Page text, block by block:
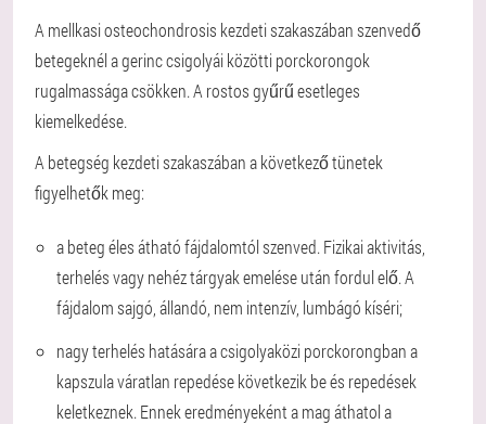
A mellkasi osteochondrosis kezdeti szakaszában szenvedő
betegeknél a gerinc csigolyái közötti porckorongok
rugalmassága csökken. A rostos gyűrű esetleges
kiemelkedése.
A betegség kezdeti szakaszában a következő tünetek
figyelhetők meg:
a beteg éles átható fájdalomtól szenved. Fizikai aktivitás,
terhelés vagy nehéz tárgyak emelése után fordul elő. A
fájdalom sajgó, állandó, nem intenzív, lumbágó kíséri;
nagy terhelés hatására a csigolyaközi porckorongban a
kapszula váratlan repedése következik be és repedések
keletkeznek. Ennek eredményeként a mag áthatol a